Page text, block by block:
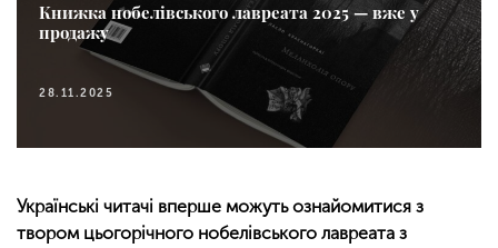
Книжка нобелівського лавреата 2025 — вже у
продажу
28.11.2025
Українські читачі вперше можуть ознайомитися з
твором цьогорічного нобелівського лавреата з